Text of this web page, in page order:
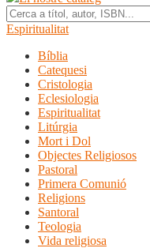
Espiritualitat
Bíblia
Catequesi
Cristologia
Eclesiologia
Espiritualitat
Litúrgia
Mort i Dol
Objectes Religiosos
Pastoral
Primera Comunió
Religions
Santoral
Teologia
Vida religiosa